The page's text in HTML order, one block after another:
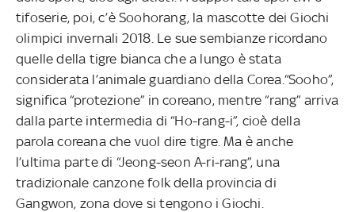
tifoserie, poi, c’è Soohorang, la mascotte dei Giochi
olimpici invernali 2018. Le sue sembianze ricordano
quelle della tigre bianca che a lungo è stata
considerata l’animale guardiano della Corea.“Sooho”,
significa “protezione” in coreano, mentre “rang” arriva
dalla parte intermedia di “Ho-rang-i”, cioè della
parola coreana che vuol dire tigre. Ma è anche
l’ultima parte di “Jeong-seon A-ri-rang”, una
tradizionale canzone folk della provincia di
Gangwon, zona dove si tengono i Giochi.